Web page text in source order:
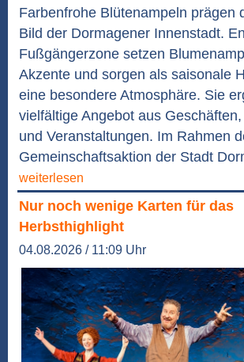
Farbenfrohe Blütenampeln prägen
Bild der Dormagener Innenstadt.
Fußgängerzone setzen
Akzente und sorgen als saisonale
eine besondere Atmosphäre. Sie
vielfältige Angebot aus
und Veranstaltungen. Im Rahmen
Gemeinschaftsaktion der Stadt
weiterlesen
Nur noch wenige Karten für das
Herbsthighlight
04.08.2026 / 11:09 Uhr